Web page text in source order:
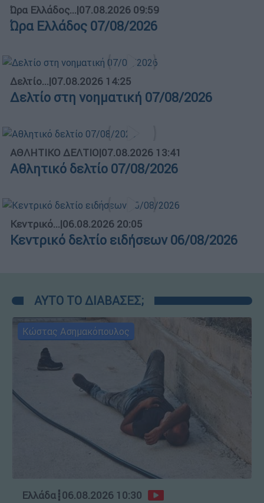
Ώρα Ελλάδος...|07.08.2026 09:59
Ώρα Ελλάδος 07/08/2026
Δελτίο...|07.08.2026 14:25
Δελτίο στη νοηματική 07/08/2026
ΑΘΛΗΤΙΚΟ ΔΕΛΤΙΟ|07.08.2026 13:41
Αθλητικό δελτίο 07/08/2026
Κεντρικό...|06.08.2026 20:05
Κεντρικό δελτίο ειδήσεων 06/08/2026
ΑΥΤΟ ΤΟ ΔΙΑΒΑΣΕΣ;
Κώστας Ασημακόπουλος
Ελλάδα┋06.08.2026 10:30